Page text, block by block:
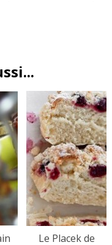
Le Placek de